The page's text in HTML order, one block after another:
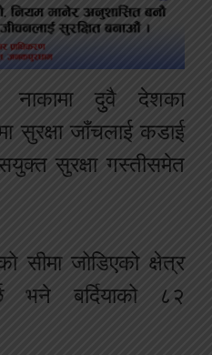
नाकामा दुुवै देशका
सुरक्षा जाँचलाई कडाई
सुरक्षा गस्तीसमेत
सीमा जोडिएको क्षेत्र
भने बर्दियाको ८२